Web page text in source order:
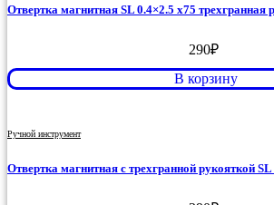
Отвертка магнитная SL 0.4×2.5 x75 трехгранная
290₽
В корзину
Ручной инструмент
Отвертка магнитная с трехгранной рукояткой